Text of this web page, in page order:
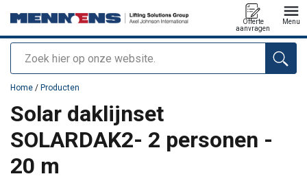
Zoeken
Offerte
aanvragen
Menu
toegevoegd aan uw offerte
Home / Producten
Solar daklijnset
SOLARDAK2- 2 personen -
20 m